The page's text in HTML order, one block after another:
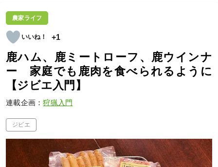
農家ライフ
+1
鹿ハム、鹿ミートローフ、鹿ウインナ
ー 家庭でも鹿肉を食べられるように
【ジビエ入門】
連載企画：狩猟入門
ジビエ